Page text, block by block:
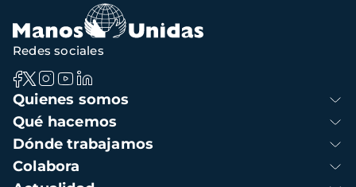
Navegación
principal
Quienes somos
Qué hacemos
Dónde trabajamos
Colabora
Redes sociales